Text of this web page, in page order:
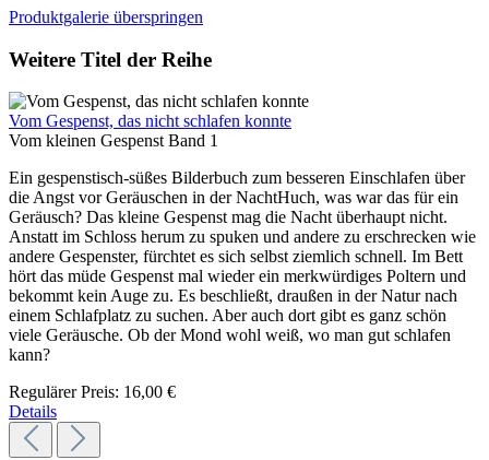
Produktgalerie überspringen
Weitere Titel der Reihe
Vom Gespenst, das nicht schlafen konnte
Vom kleinen Gespenst Band 1
Ein gespenstisch-süßes Bilderbuch zum besseren Einschlafen über
die Angst vor Geräuschen in der NachtHuch, was war das für ein
Geräusch? Das kleine Gespenst mag die Nacht überhaupt nicht.
Anstatt im Schloss herum zu spuken und andere zu erschrecken wie
andere Gespenster, fürchtet es sich selbst ziemlich schnell. Im Bett
hört das müde Gespenst mal wieder ein merkwürdiges Poltern und
bekommt kein Auge zu. Es beschließt, draußen in der Natur nach
einem Schlafplatz zu suchen. Aber auch dort gibt es ganz schön
viele Geräusche. Ob der Mond wohl weiß, wo man gut schlafen
kann?
Regulärer Preis: 16,00 €
Details